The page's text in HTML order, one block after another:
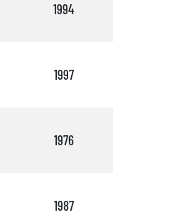
1994
1997
1976
1987